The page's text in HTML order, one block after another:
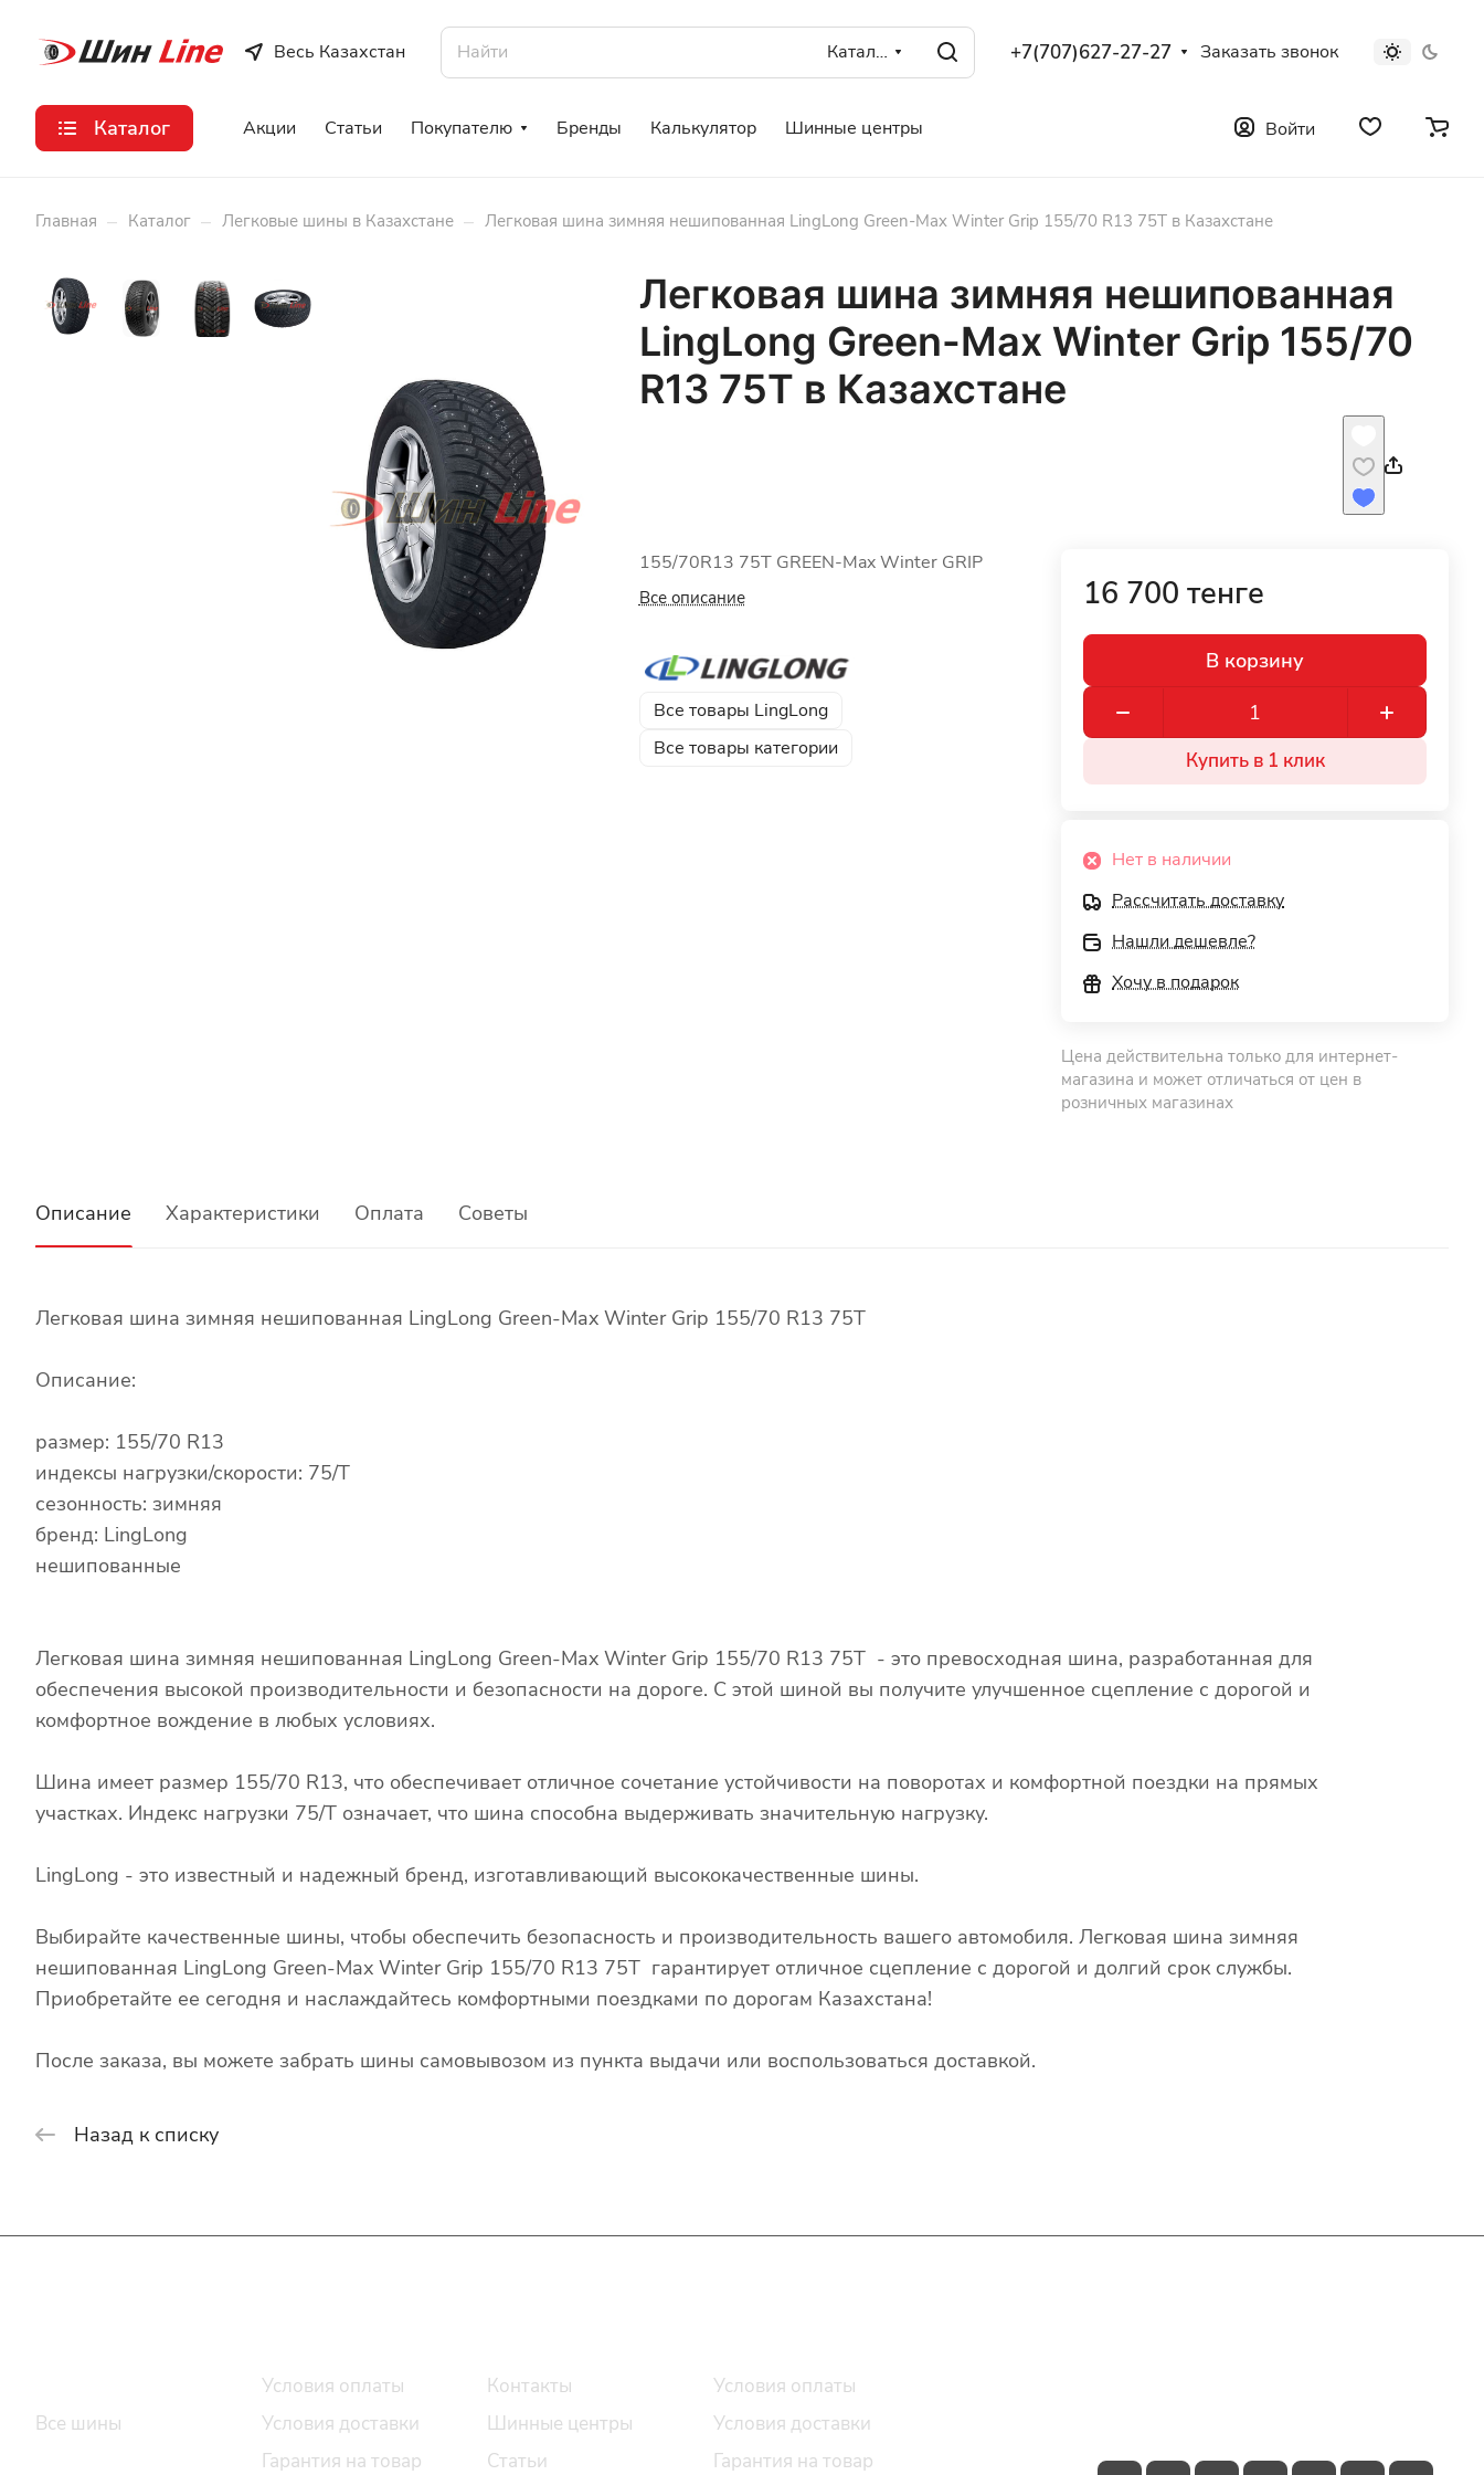
Весь Казахстан Каталог +7(707)627-27-27 Заказать звонок
Каталог Акции Статьи Покупателю Бренды Калькулятор Шинные центры Войти
Главная – Каталог – Легковые шины в Казахстане – Легковая шина зимняя нешипованная LingLong Green-Max Winter Grip 155/70 R13 75T в Казахстане
Легковая шина зимняя нешипованная
LingLong Green-Max Winter Grip 155/70
R13 75T в Казахстане
155/70R13 75T GREEN-Max Winter GRIP
Все описание
Все товары LingLong
Все товары категории
16 700 тенге
В корзину
Купить в 1 клик
Нет в наличии
Рассчитать доставку
Нашли дешевле?
Хочу в подарок
Цена действительна только для интернет-
магазина и может отличаться от цен в
розничных магазинах
Описание Характеристики Оплата Советы
Легковая шина зимняя нешипованная LingLong Green-Max Winter Grip 155/70 R13 75T
Описание:
размер: 155/70 R13
индексы нагрузки/скорости: 75/T
сезонность: зимняя
бренд: LingLong
нешипованные
Легковая шина зимняя нешипованная LingLong Green-Max Winter Grip 155/70 R13 75T - это превосходная шина, разработанная для
обеспечения высокой производительности и безопасности на дороге. С этой шиной вы получите улучшенное сцепление с дорогой и
комфортное вождение в любых условиях.
Шина имеет размер 155/70 R13, что обеспечивает отличное сочетание устойчивости на поворотах и комфортной поездки на прямых
участках. Индекс нагрузки 75/T означает, что шина способна выдерживать значительную нагрузку.
LingLong - это известный и надежный бренд, изготавливающий высококачественные шины.
Выбирайте качественные шины, чтобы обеспечить безопасность и производительность вашего автомобиля. Легковая шина зимняя
нешипованная LingLong Green-Max Winter Grip 155/70 R13 75T гарантирует отличное сцепление с дорогой и долгий срок службы.
Приобретайте ее сегодня и наслаждайтесь комфортными поездками по дорогам Казахстана!
После заказа, вы можете забрать шины самовывозом из пункта выдачи или воспользоваться доставкой.
Назад к списку
Все шины
Условия оплаты
Условия доставки
Гарантия на товар
Контакты
Шинные центры
Статьи
Условия оплаты
Условия доставки
Гарантия на товар